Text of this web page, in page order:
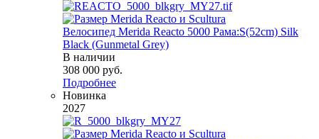
Велосипед Merida Reacto 5000 Рама:S(52cm) Silk
Black (Gunmetal Grey)
В наличии
308 000 руб.
Подробнее
Новинка
2027